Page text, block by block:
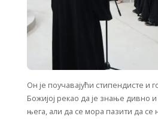
Он је поучавајући стипендисте и
Божијој рекао да је знање дивно и
њега, али да се мора пазити да се